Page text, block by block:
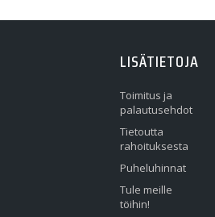
LISÄTIETOJA
Toimitus ja
palautusehdot
Tietoutta
rahoituksesta
Puheluhinnat
Tule meille
töihin!